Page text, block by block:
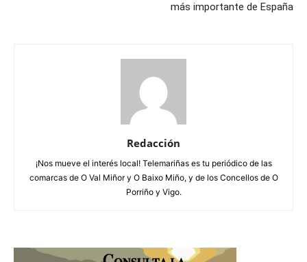
más importante de España
Redacción
¡Nos mueve el interés local! Telemariñas es tu periódico de las
comarcas de O Val Miñor y O Baixo Miño, y de los Concellos de O
Porriño y Vigo.